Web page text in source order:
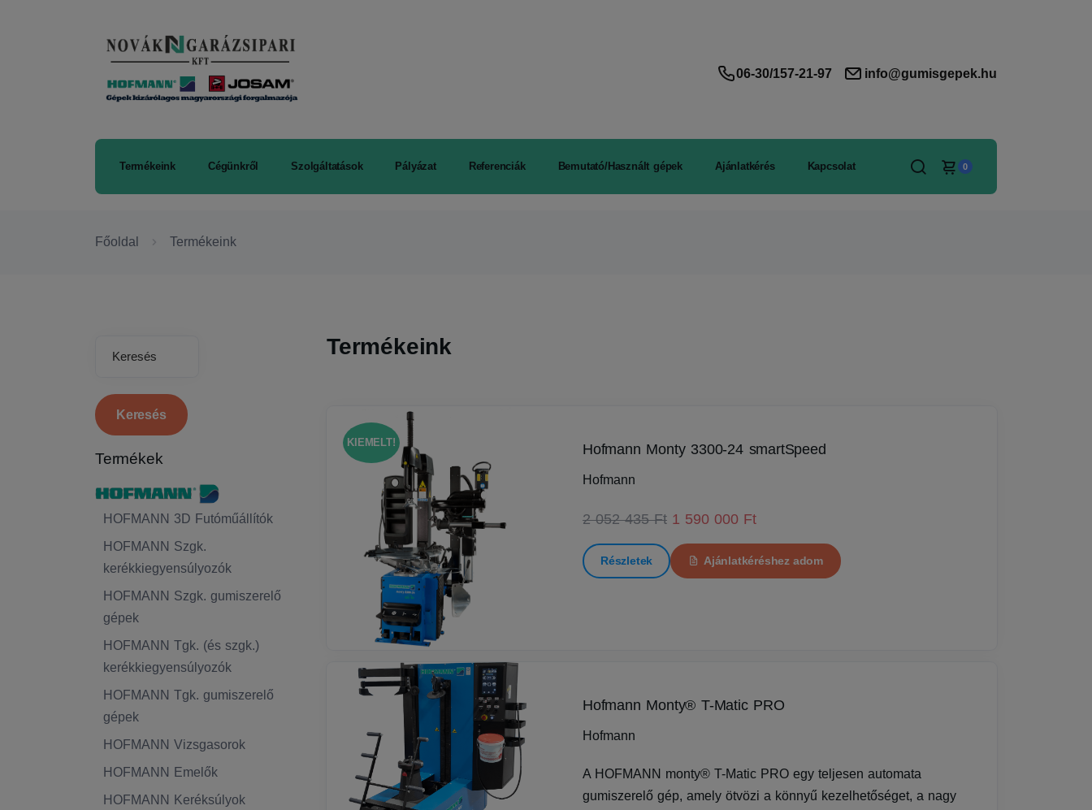
06-30/157-21-97 info@gumisgepek.hu
Termékeink Cégünkről Szolgáltatások Pályázat Referenciák Bemutató/Használt gépek Ajánlatkérés Kapcsolat 0
Főoldal Termékeink
Keresés
Termékek
HOFMANN 3D Futóműállítók
HOFMANN Szgk.
kerékkiegyensúlyozók
HOFMANN Szgk. gumiszerelő
gépek
HOFMANN Tgk. (és szgk.)
kerékkiegyensúlyozók
HOFMANN Tgk. gumiszerelő
gépek
HOFMANN Vizsgasorok
HOFMANN Emelők
HOFMANN Keréksúlyok
Termékeink
KIEMELT! Hofmann Monty 3300-24 smartSpeed
Hofmann
2 052 435 Ft 1 590 000 Ft
Részletek Ajánlatkéréshez adom
Hofmann Monty® T-Matic PRO
Hofmann
A HOFMANN monty® T-Matic PRO egy teljesen automata
gumiszerelő gép, amely ötvözi a könnyű kezelhetőséget, a nagy